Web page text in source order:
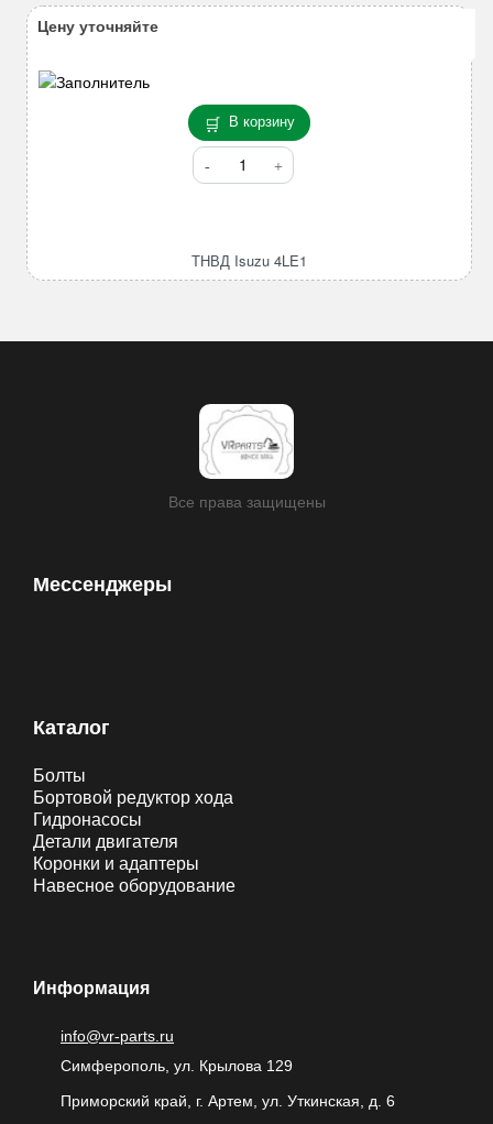
В корзину
Количество
товара
ТНВД Isuzu 4LE1
Цену уточняйте
Все права защищены
Мессенджеры
Каталог
Болты
Бортовой редуктор хода
Гидронасосы
Детали двигателя
Коронки и адаптеры
Навесное оборудование
Информация
info@vr-parts.ru
Симферополь, ул. Крылова 129
Приморский край, г. Артем, ул. Уткинская, д. 6